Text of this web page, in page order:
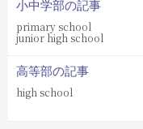
小中学部の記事
primary school
junior high school
高等部の記事
high school